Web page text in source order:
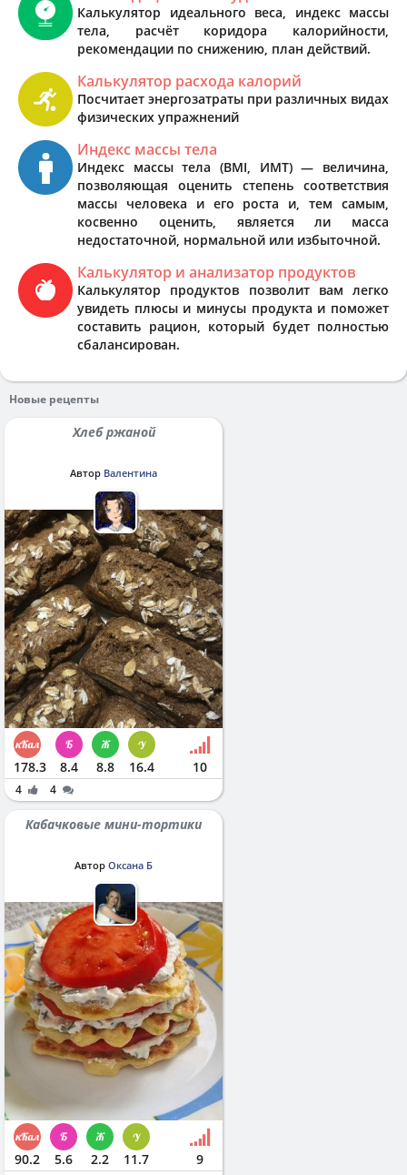
Калькулятор идеального веса, индекс массы
тела, расчёт коридора калорийности,
рекомендации по снижению, план действий.
Калькулятор расхода калорий
Посчитает энергозатраты при различных видах
физических упражнений
Индекс массы тела
Индекс массы тела (BMI, ИМТ) — величина,
позволяющая оценить степень соответствия
массы человека и его роста и, тем самым,
косвенно оценить, является ли масса
недостаточной, нормальной или избыточной.
Калькулятор и анализатор продуктов
Калькулятор продуктов позволит вам легко
увидеть плюсы и минусы продукта и поможет
составить рацион, который будет полностью
сбалансирован.
Новые рецепты
Хлеб ржаной
Автор Валентина
178.3 8.4 8.8 16.4 10
4 4
Кабачковые мини-тортики
Автор Оксана Б
90.2 5.6 2.2 11.7 9